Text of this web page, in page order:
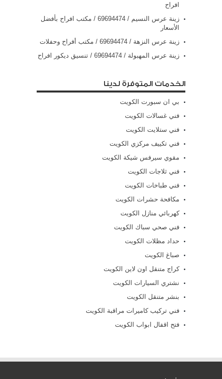
افراح
زينة عرس النسيم / 69694474 / مكتب افراح بأفضل
الأسعار
زينة عرس النزهة / 69694474 / مكتب أفراح وحفلات
زينة عرس المهبولة / 69694474 / تنسيق ديكور افراح
الخدمات المتوفرة لدينا
بي ان سبورت الكويت
فني غسالات الكويت
فني ستلايت الكويت
فني تكييف مركزي الكويت
مقوي سيرفس شيكة الكويت
فني ثلاجات الكويت
فني طباخات الكويت
مكافحة حشرات الكويت
كهربائي منازل الكويت
فني صحي سباك الكويت
حداد مظلات الكويت
صباغ الكويت
كراج متنقل اون لاين الكويت
نشتري السيارات الكويت
بنشر متنقل الكويت
فني تركيب كاميرات مراقبة الكويت
فتح اقفال ابواب الكويت